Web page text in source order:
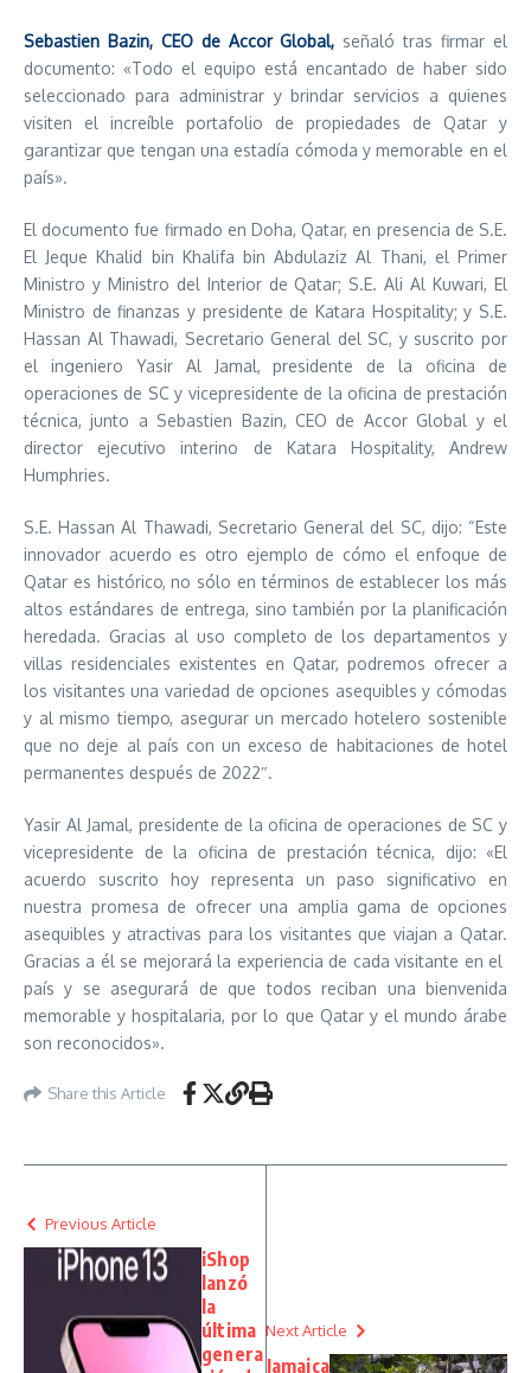
Sebastien Bazin, CEO de Accor Global, señaló tras firmar el
documento: «Todo el equipo está encantado de haber sido
seleccionado para administrar y brindar servicios a quienes
visiten el increíble portafolio de propiedades de Qatar y
garantizar que tengan una estadía cómoda y memorable en el
país».
El documento fue firmado en Doha, Qatar, en presencia de S.E.
El Jeque Khalid bin Khalifa bin Abdulaziz Al Thani, el Primer
Ministro y Ministro del Interior de Qatar; S.E. Ali Al Kuwari, El
Ministro de finanzas y presidente de Katara Hospitality; y S.E.
Hassan Al Thawadi, Secretario General del SC, y suscrito por
el ingeniero Yasir Al Jamal, presidente de la oficina de
operaciones de SC y vicepresidente de la oficina de prestación
técnica, junto a Sebastien Bazin, CEO de Accor Global y el
director ejecutivo interino de Katara Hospitality, Andrew
Humphries.
S.E. Hassan Al Thawadi, Secretario General del SC, dijo: “Este
innovador acuerdo es otro ejemplo de cómo el enfoque de
Qatar es histórico, no sólo en términos de establecer los más
altos estándares de entrega, sino también por la planificación
heredada. Gracias al uso completo de los departamentos y
villas residenciales existentes en Qatar, podremos ofrecer a
los visitantes una variedad de opciones asequibles y cómodas
y al mismo tiempo, asegurar un mercado hotelero sostenible
que no deje al país con un exceso de habitaciones de hotel
permanentes después de 2022″.
Yasir Al Jamal, presidente de la oficina de operaciones de SC y
vicepresidente de la oficina de prestación técnica, dijo: «El
acuerdo suscrito hoy representa un paso significativo en
nuestra promesa de ofrecer una amplia gama de opciones
asequibles y atractivas para los visitantes que viajan a Qatar.
Gracias a él se mejorará la experiencia de cada visitante en el
país y se asegurará de que todos reciban una bienvenida
memorable y hospitalaria, por lo que Qatar y el mundo árabe
son reconocidos».
Share this Article
Previous Article
iShop
lanzó
la
última
genera
Next Article
Jamaica